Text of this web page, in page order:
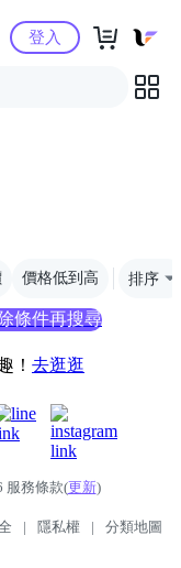
物中心
登入
價格低到高 排序
條件再搜尋
！ 去逛逛
服務條款(更新)
| 隱私權 | 分類地圖